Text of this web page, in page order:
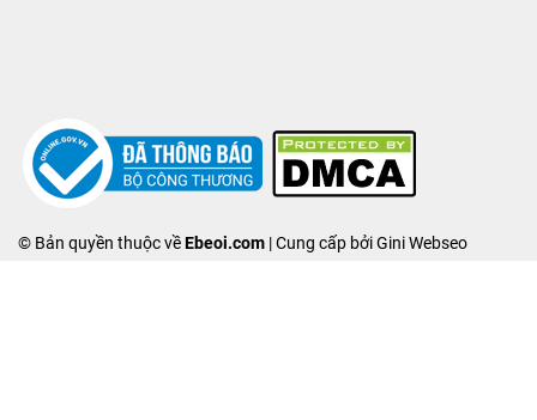
© Bản quyền thuộc vềEbeoi.com | Cung cấp bởi Gini Webseo